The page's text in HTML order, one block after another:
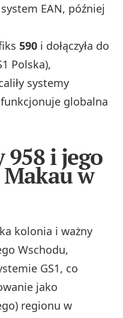
EAN, później
590 i dołączyła do
Polska),
systemy
funkcjonuje globalna
958 i jego
w
kolonia i ważny
Wschodu,
GS1, co
jako
regionu w